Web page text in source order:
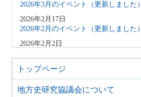
2026年3月のイベント（更新しました）
2026年2月17日
2026年2月のイベント（更新しました）
2026年2月2日
2026年1月9日
2026年1月のイベント(更新しました)
2025年12月10日
トップページ
地方史研究協議会について